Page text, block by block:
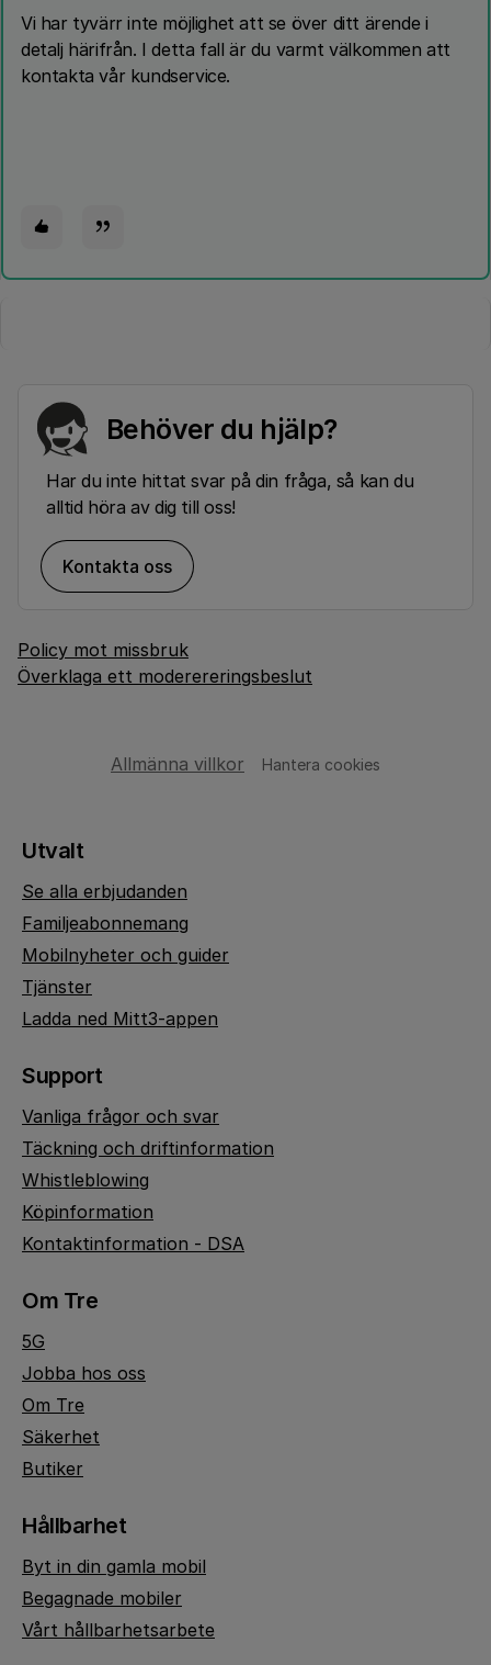
Vi har tyvärr inte möjlighet att se över ditt ärende i
detalj härifrån. I detta fall är du varmt välkommen att
kontakta vår kundservice.
Behöver du hjälp?
Har du inte hittat svar på din fråga, så kan du
alltid höra av dig till oss!
Kontakta oss
Policy mot missbruk
Överklaga ett moderereringsbeslut
Allmänna villkor Hantera cookies
Utvalt
Se alla erbjudanden
Familjeabonnemang
Mobilnyheter och guider
Tjänster
Ladda ned Mitt3-appen
Support
Vanliga frågor och svar
Täckning och driftinformation
Whistleblowing
Köpinformation
Kontaktinformation - DSA
Om Tre
5G
Jobba hos oss
Om Tre
Säkerhet
Butiker
Hållbarhet
Byt in din gamla mobil
Begagnade mobiler
Vårt hållbarhetsarbete